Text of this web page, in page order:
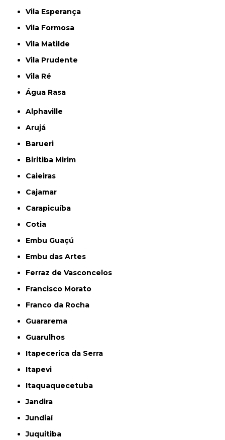
Vila Esperança
Vila Formosa
Vila Matilde
Vila Prudente
Vila Ré
Água Rasa
Alphaville
Arujá
Barueri
Biritiba Mirim
Caieiras
Cajamar
Carapicuíba
Cotia
Embu Guaçú
Embu das Artes
Ferraz de Vasconcelos
Francisco Morato
Franco da Rocha
Guararema
Guarulhos
Itapecerica da Serra
Itapevi
Itaquaquecetuba
Jandira
Jundiaí
Juquitiba